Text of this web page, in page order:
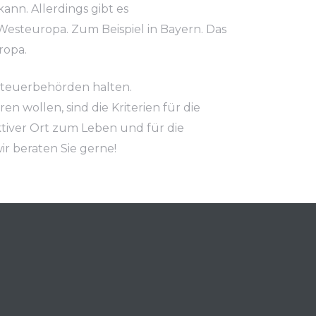
Allerdings gibt es
Zum Beispiel in Bayern. Das
halten.
wollen, sind die Kriterien für die
Ort zum Leben und für die
beraten Sie gerne!